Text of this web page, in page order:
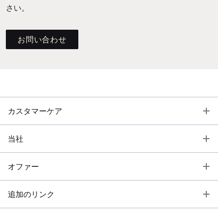
さい。
お問い合わせ
カスタマーケア
当社
オファー
追加のリンク